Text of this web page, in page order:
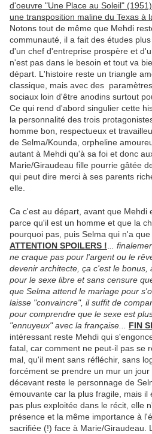
d'oeuvre "Une Place au Soleil"
une transposition maline du Texas à
Notons tout de même que Mehdi
communauté, il a fait des études
d'un chef d'entreprise prospère et
n'est pas dans le besoin et tout va
départ. L'histoire reste un triangle
classique, mais avec des
sociaux loin d'être anodins surtout
Ce qui rend d'abord singulier cette
la personnalité des trois
homme bon, respectueux et
de Selma/Kounda, orpheline
autant à Mehdi qu'à sa foi et donc
Marie/Giraudeau fille pourrie gâtée
qui peut dire merci à ses parents
elle.
Ca c'est au départ, avant que Mehdi
parce qu'il est un homme et que la
pourquoi pas, puis Selma qui n'a que
ATTENTION SPOILERS !
..
ne craque pas pour l'argent ou le
devenir architecte, ça c'est le bonus,
pour le sexe libre et sans censure
que Selma attend le mariage pour
laisse "convaincre", il suffit de
pour comprendre que le sexe est
"ennuyeux" avec la française...
FIN
intéressant reste Mehdi qui
fatal, car comment ne peut-il pas se
mal, qu'il ment sans réfléchir, sans
forcément se prendre un mur un
décevant reste le personnage de
émouvante car la plus fragile, mais
pas plus exploitée dans le récit, elle
présence et la même importance à
sacrifiée (!) face à Marie/Giraudeau.